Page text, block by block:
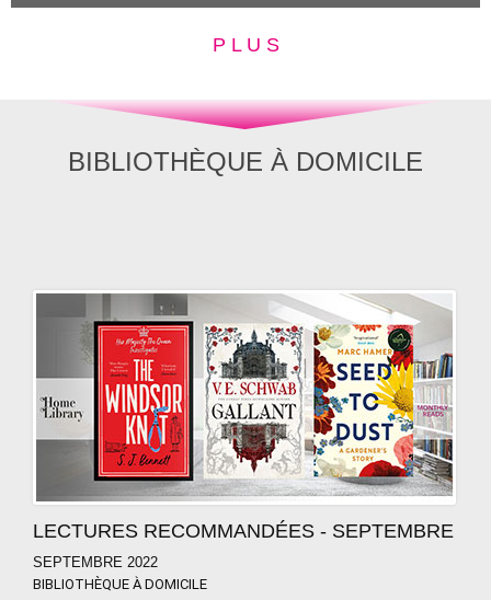
P L U S
BIBLIOTHÈQUE À DOMICILE
LECTURES RECOMMANDÉES - SEPTEMBRE
SEPTEMBRE 2022
BIBLIOTHÈQUE À DOMICILE